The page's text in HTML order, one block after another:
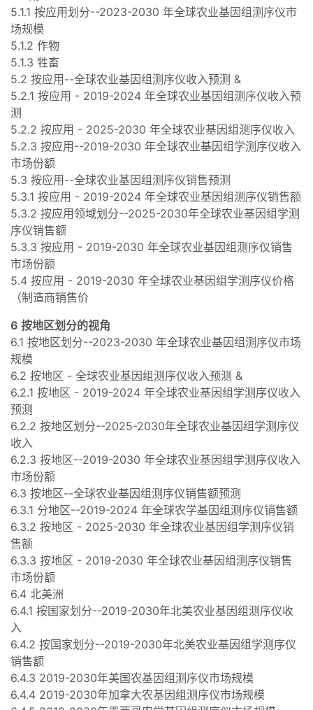
5.1.1 按应用划分--2023-2030 年全球农业基因组测序仪市
场规模
5.1.2 作物
5.1.3 牲畜
5.2 按应用--全球农业基因组测序仪收入预测 &
5.2.1 按应用 - 2019-2024 年全球农业基因组测序仪收入预
测
5.2.2 按应用 - 2025-2030 年全球农业基因组测序仪收入
5.2.3 按应用--2019-2030 年全球农业基因组学测序仪收入
市场份额
5.3 按应用--全球农业基因组测序仪销售预测
5.3.1 按应用 - 2019-2024 年全球农业基因组测序仪销售额
5.3.2 按应用领域划分--2025-2030年全球农业基因组学测
序仪销售额
5.3.3 按应用 - 2019-2030 年全球农业基因组测序仪销售
市场份额
5.4 按应用 - 2019-2030 年全球农业基因组学测序仪价格
（制造商销售价
6 按地区划分的视角
6.1 按地区划分--2023-2030 年全球农业基因组测序仪市场
规模
6.2 按地区 - 全球农业基因组测序仪收入预测 &
6.2.1 按地区 - 2019-2024 年全球农业基因组学测序仪收入
预测
6.2.2 按地区划分--2025-2030年全球农业基因组学测序仪
收入
6.2.3 按地区--2019-2030 年全球农业基因组学测序仪收入
市场份额
6.3 按地区--全球农业基因组测序仪销售额预测
6.3.1 分地区--2019-2024 年全球农学基因组测序仪销售额
6.3.2 按地区 - 2025-2030 年全球农业基因组学测序仪销
售额
6.3.3 按地区 - 2019-2030 年全球农业基因组测序仪销售
市场份额
6.4 北美洲
6.4.1 按国家划分--2019-2030年北美农业基因组测序仪收
入
6.4.2 按国家划分--2019-2030年北美农业基因组学测序仪
销售额
6.4.3 2019-2030年美国农基因组测序仪市场规模
6.4.4 2019-2030年加拿大农基因组测序仪市场规模